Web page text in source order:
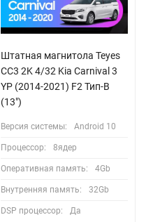
Штатная магнитола Teyes
CC3 2K 4/32 Kia Carnival 3
YP (2014-2021) F2 Тип-B
(13")
Версия системы: Android 10
Процессор: 8ядер
Оперативная память: 4Gb
Внутренняя память: 32Gb
DSP процессор: Да